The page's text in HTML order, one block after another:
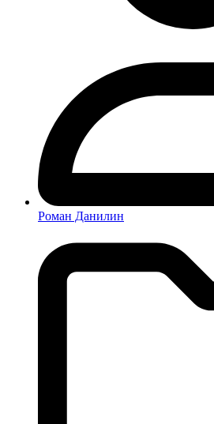
Роман Данилин